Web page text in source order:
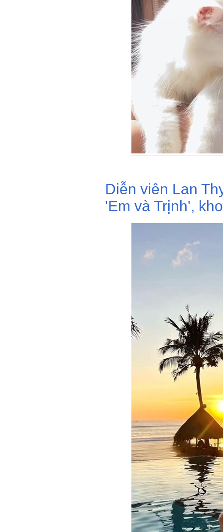
Diễn viên Lan
'Em và Trịnh',